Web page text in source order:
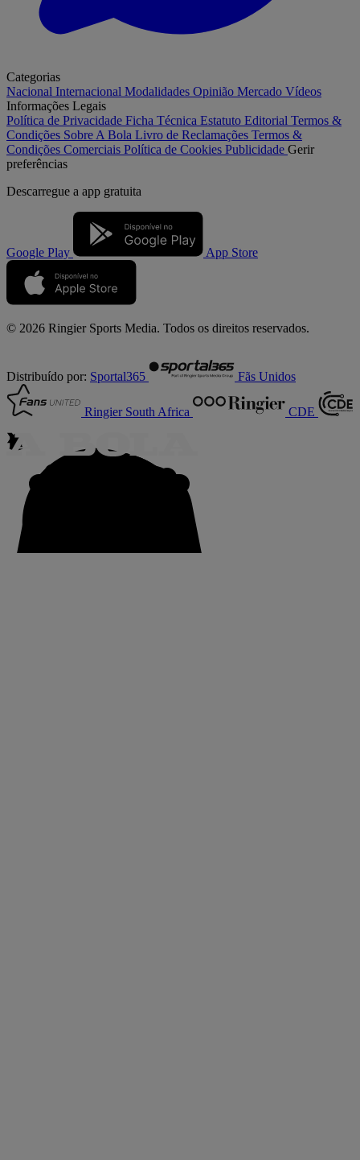
Categorias
Nacional Internacional Modalidades Opinião Mercado Vídeos
Informações Legais
Política de Privacidade Ficha Técnica Estatuto Editorial Termos &
Condições Sobre A Bola Livro de Reclamações Termos &
Condições Comerciais Política de Cookies Publicidade Gerir
preferências
Descarregue a app gratuita
Google Play App Store
© 2026 Ringier Sports Media. Todos os direitos reservados.
Distribuído por: Sportal365 Fãs Unidos
Ringier South Africa CDE